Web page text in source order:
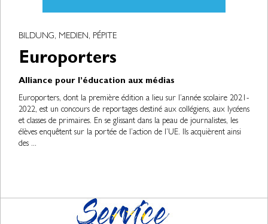
BILDUNG, MEDIEN, PÉPITE
Europorters
Alliance pour l’éducation aux médias
Europorters, dont la première édition a lieu sur l’année scolaire 2021-
2022, est un concours de reportages destiné aux collégiens, aux lycéens
et classes de primaires. En se glissant dans la peau de journalistes, les
élèves enquêtent sur la portée de l’action de l’UE. Ils acquièrent ainsi
des ...